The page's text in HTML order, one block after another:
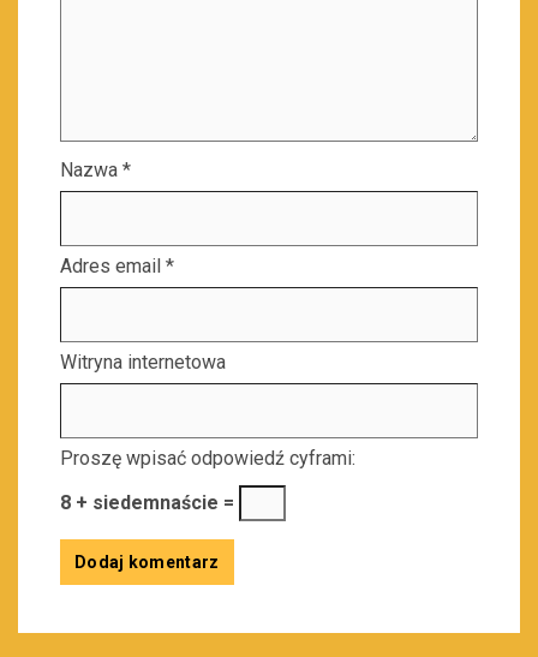
Nazwa *
Adres email *
Witryna internetowa
Proszę wpisać odpowiedź cyframi:
8 + siedemnaście =